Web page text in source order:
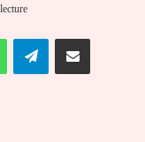
WhatsAppTelegramPartager par email